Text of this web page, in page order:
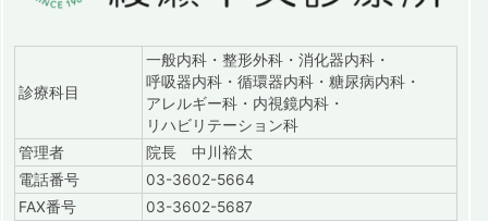
診療科目
一般内科・整形外科・消化器内科・
呼吸器内科・循環器内科・糖尿病内科・
アレルギー科・内視鏡内科・
リハビリテーション科
管理者
院長 中川裕太
電話番号
03-3602-5664
FAX番号
03-3602-5687